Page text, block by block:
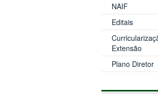
NAIF
Editais
Extensão
Plano Diretor